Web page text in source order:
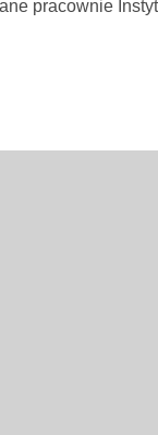
pracownie